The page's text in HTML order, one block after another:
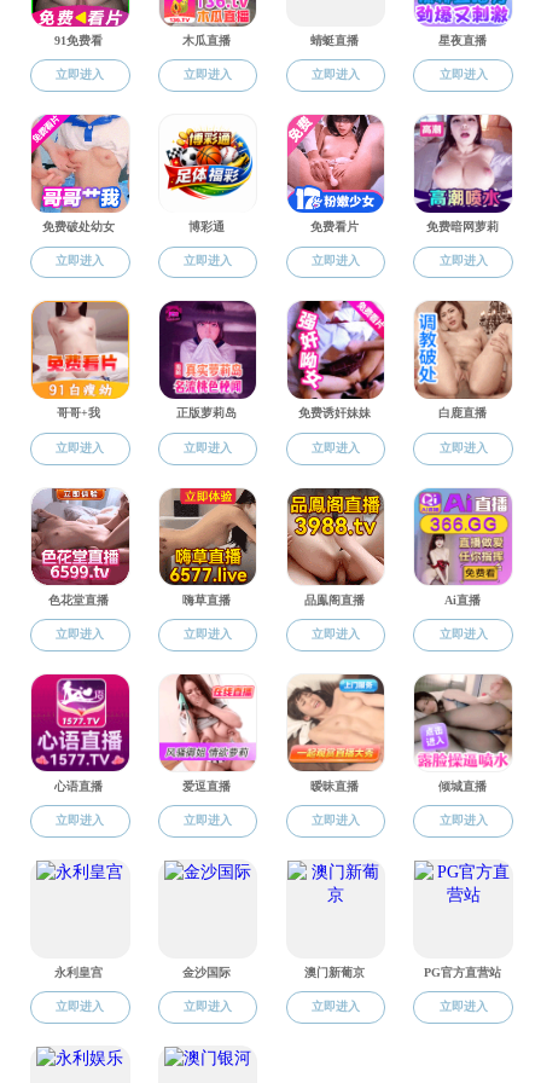
当前位置：禁漫天堂>师资队伍 >外聘兼职教师
师资队伍
教授硕导博士
专业教师
外聘教授
外聘兼职教师
外聘兼职教
长笛：胡荟